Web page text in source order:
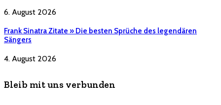
6. August 2026
Frank Sinatra Zitate » Die besten Sprüche des legendären
Sängers
4. August 2026
Bleib mit uns verbunden